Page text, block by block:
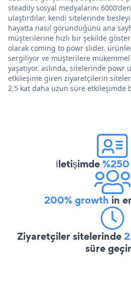
steadily sosyal medyalarını
ulaştırdılar. kendi sitelerinde
hayatta nasıl göründüğünü ana
müşterilerine hızlı bir şekilde
olarak coming to powr slider.
sergiliyor ve müşterilere
yaşatıyor. aslında, sitelerinde powr
etkileşime giren ziyaretçilerin
2,5 kat daha uzun süre etkileşimde
İletişimde
200% growth in
Ziyaretçiler sitelerinde
süre